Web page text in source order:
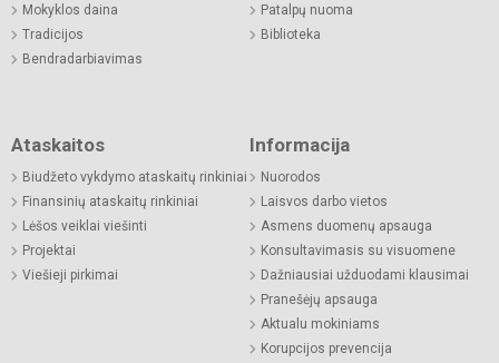
Mokyklos daina
Tradicijos
Bendradarbiavimas
Patalpų nuoma
Biblioteka
Ataskaitos
Biudžeto vykdymo ataskaitų rinkiniai
Finansinių ataskaitų rinkiniai
Lėšos veiklai viešinti
Projektai
Viešieji pirkimai
Informacija
Nuorodos
Laisvos darbo vietos
Asmens duomenų apsauga
Konsultavimasis su visuomene
Dažniausiai užduodami klausimai
Pranešėjų apsauga
Aktualu mokiniams
Korupcijos prevencija